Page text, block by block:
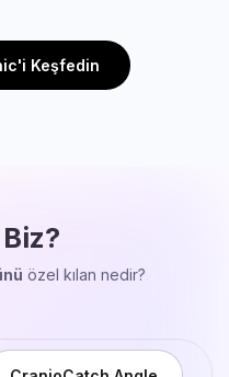
Keşfedin
Biz?
özel kılan nedir?